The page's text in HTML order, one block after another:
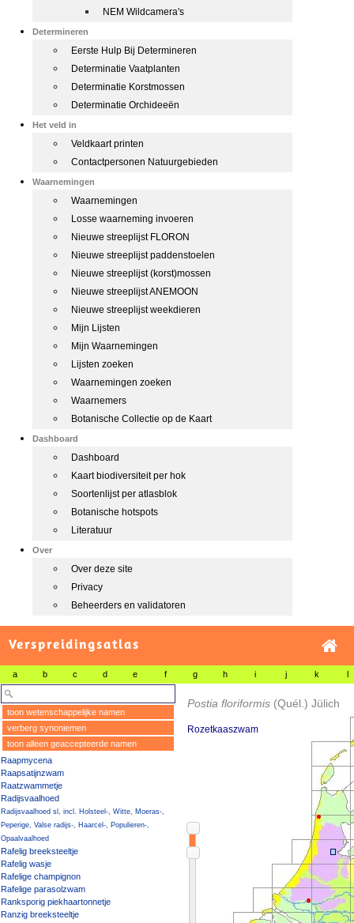
NEM Wildcamera's
Determineren
Eerste Hulp Bij Determineren
Determinatie Vaatplanten
Determinatie Korstmossen
Determinatie Orchideeën
Het veld in
Veldkaart printen
Contactpersonen Natuurgebieden
Waarnemingen
Waarnemingen
Losse waarneming invoeren
Nieuwe streeplijst FLORON
Nieuwe streeplijst paddenstoelen
Nieuwe streeplijst (korst)mossen
Nieuwe streeplijst ANEMOON
Nieuwe streeplijst weekdieren
Mijn Lijsten
Mijn Waarnemingen
Lijsten zoeken
Waarnemingen zoeken
Waarnemers
Botanische Collectie op de Kaart
Dashboard
Dashboard
Kaart biodiversiteit per hok
Soortenlijst per atlasblok
Botanische hotspots
Literatuur
Over
Over deze site
Privacy
Beheerders en validatoren
Verspreidingsatlas
a b c d e f g h i j k l
toon wetenschappelijke namen
verberg synoniemen
toon alleen geaccepteerde namen
Raapmycena
Raapsatijnzwam
Raatzwammetje
Radijsvaalhoed
Radijsvaalhoed sl, incl. Holsteel-, Witte, Moeras-,
Peperige, Valse radijs-, Haarcel-, Populieren-,
Opaalvaalhoed
Rafelig breeksteeltje
Rafelig wasje
Rafelige champignon
Rafelige parasolzwam
Ranksporig piekhaartonnetje
Ranzig breeksteeltje
Postia floriformis (Quél.) Jülich
Rozetkaaszwam